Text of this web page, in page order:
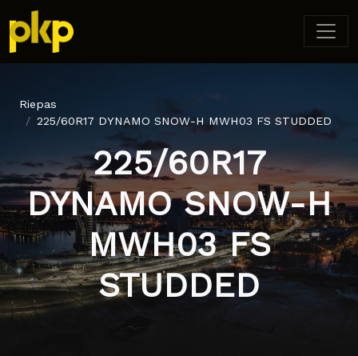
Riepas
225/60R17 DYNAMO SNOW-H MWH03 FS STUDDED
225/60R17
DYNAMO SNOW-H
MWH03 FS
STUDDED